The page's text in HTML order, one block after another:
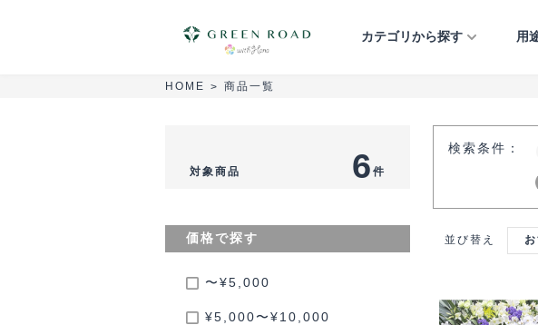
カテゴリから探す
プリザーブドフラ
観葉植物
用
個
お
イ
HOME > 商品一覧
対象商品 6 件
価格で探す
〜¥5,000
¥5,000〜¥10,000
検索条件：
並び替え